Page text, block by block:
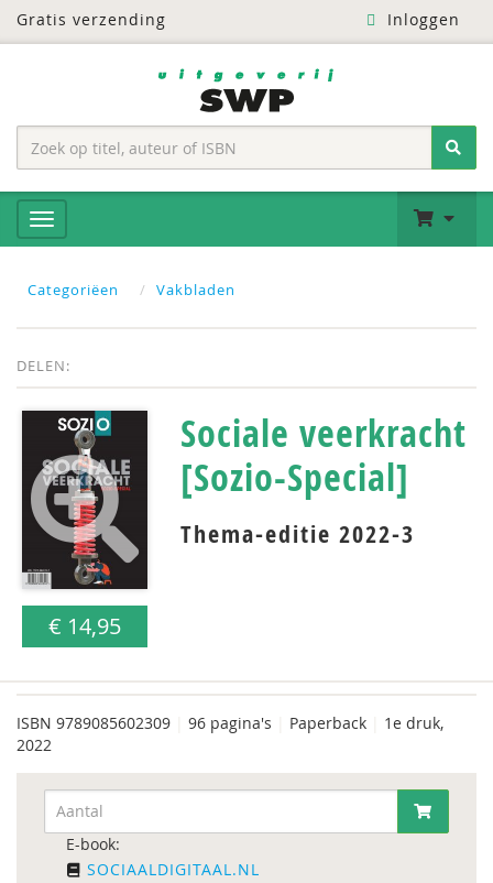
Gratis verzending Inloggen
Categoriëen Vakbladen
DELEN:
€ 14,95
Sociale veerkracht
[Sozio-Special]
Thema-editie 2022-3
ISBN 9789085602309 96 pagina's Paperback
1e druk,
2022
E-book:
SOCIAALDIGITAAL.NL